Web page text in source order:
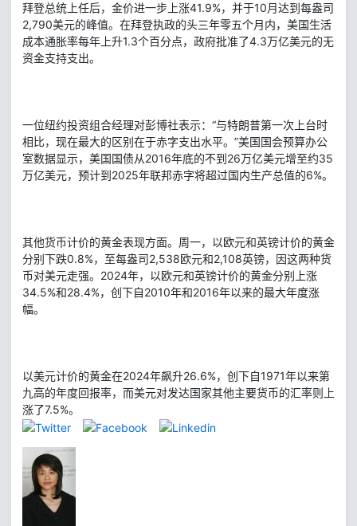
拜登总统上任后，金价进一步上涨41.9%，并于10月达到每盎司
2,790美元的峰值。在拜登执政的头三年零五个月内，美国生活
成本通胀率每年上升1.3个百分点，政府批准了4.3万亿美元的无
资金支持支出。
一位纽约投资组合经理对彭博社表示：“与特朗普第一次上台时
相比，现在最大的区别在于赤字支出水平。”美国国会预算办公
室数据显示，美国国债从2016年底的不到26万亿美元增至约35
万亿美元，预计到2025年联邦赤字将超过国内生产总值的6%。
其他货币计价的黄金表现方面。周一，以欧元和英镑计价的黄金
分别下跌0.8%，至每盎司2,538欧元和2,108英镑，因这两种货
币对美元走强。2024年，以欧元和英镑计价的黄金分别上涨
34.5%和28.4%，创下自2010年和2016年以来的最大年度涨
幅。
以美元计价的黄金在2024年飙升26.6%，创下自1971年以来第
九高的年度回报率，而美元对发达国家其他主要货币的汇率则上
涨了7.5%。